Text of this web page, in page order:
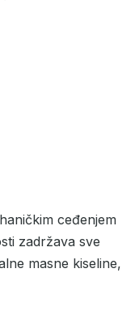
ceđenjem
zadržava sve
masne kiseline,